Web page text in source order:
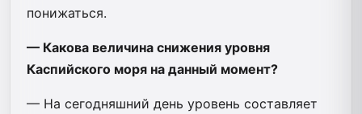
понижаться.
— Какова величина снижения уровня
Каспийского моря на данный момент?
— На сегодняшний день уровень составляет